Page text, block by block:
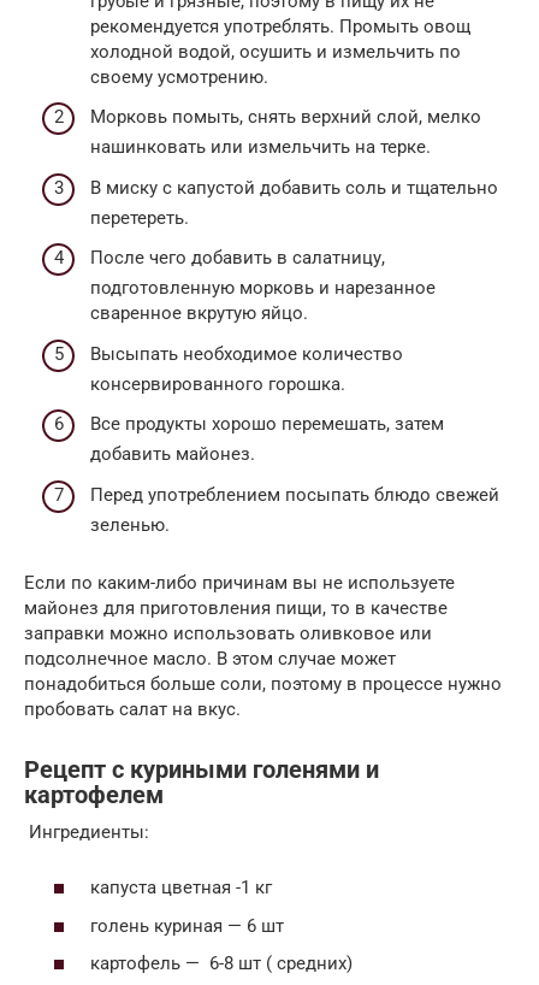
рекомендуется употреблять. Промыть овощ
холодной водой, осушить и измельчить по
своему усмотрению.
Морковь помыть, снять верхний слой, мелко
нашинковать или измельчить на терке.
В миску с капустой добавить соль и тщательно
перетереть.
После чего добавить в салатницу,
подготовленную морковь и нарезанное
сваренное вкрутую яйцо.
Высыпать необходимое количество
консервированного горошка.
Все продукты хорошо перемешать, затем
добавить майонез.
Перед употреблением посыпать блюдо свежей
зеленью.
Если по каким-либо причинам вы не используете
майонез для приготовления пищи, то в качестве
заправки можно использовать оливковое или
подсолнечное масло. В этом случае может
понадобиться больше соли, поэтому в процессе нужно
пробовать салат на вкус.
Рецепт с куриными голенями и
картофелем
Ингредиенты:
капуста цветная -1 кг
голень куриная — 6 шт
картофель — 6-8 шт ( средних)